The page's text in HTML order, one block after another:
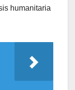
humanitaria